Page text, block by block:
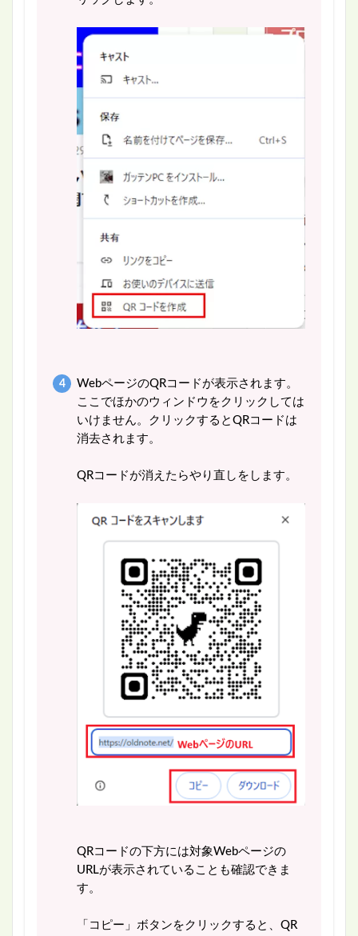
WebページのQRコードが表示されます。
ここでほかのウィンドウをクリックしては
いけません。クリックするとQRコードは
消去されます。
QRコードが消えたらやり直しをします。
QRコードの下方には対象Webページの
URLが表示されていることも確認できま
す。
「コピー」ボタンをクリックすると、QR